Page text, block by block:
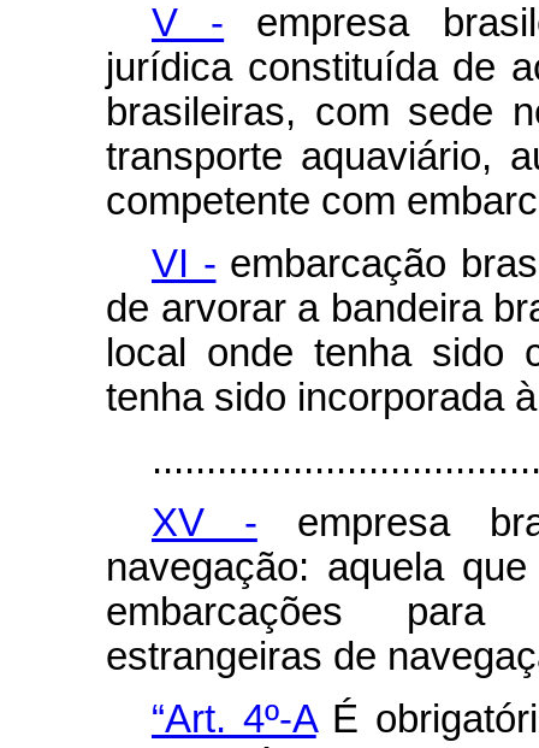
V - empresa
jurídica constituída de
brasileiras, com sede
transporte aquaviário,
competente com
VI - embarcação
de arvorar a bandeira
local onde tenha sido
tenha sido incorporada
XV - empresa
navegação: aquela
embarcações
estrangeiras de
“Art. 4º-AÉ